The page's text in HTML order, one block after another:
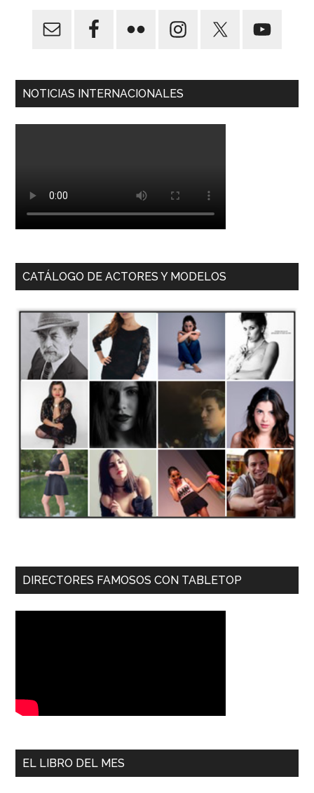
NOTICIAS INTERNACIONALES
CATÁLOGO DE ACTORES Y MODELOS
DIRECTORES FAMOSOS CON TABLETOP
EL LIBRO DEL MES